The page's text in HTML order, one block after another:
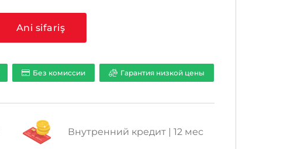
Ani sifariş
Без комиссии Гарантия низкой цены
Внутренний кредит | 12 мес